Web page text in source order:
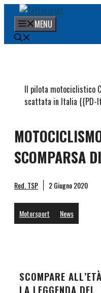
contenuto
MENU
SCOMPARSA
Red. TSP 2 Giugno 2020
Motorsport News
Il pilota motociclistico
scattata in Italia {{PD-
SCOMPARE
LA LEGGENDA DEL